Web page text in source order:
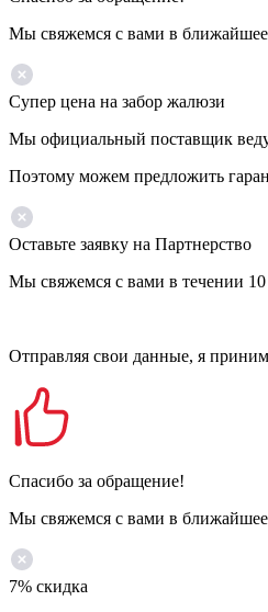
Мы свяжемся с вами в ближайшее
Супер цена на забор жалюзи
Мы официальный поставщик
Поэтому можем предложить
Оставьте заявку на Партнерство
Мы свяжемся с вами в течении 10
Отправляя свои данные, я
Спасибо за обращение!
Мы свяжемся с вами в ближайшее
7% скидка